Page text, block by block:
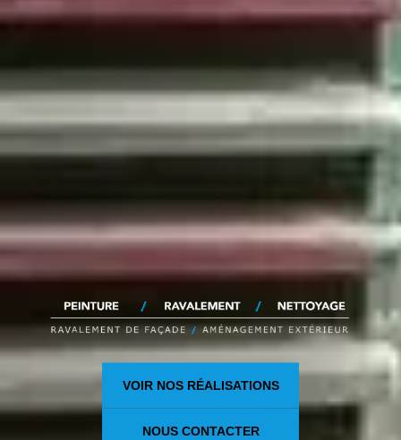
VOIR NOS RÉALISATIONS
NOUS CONTACTER